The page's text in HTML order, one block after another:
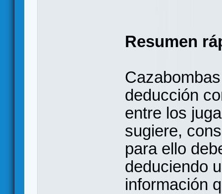
Resumen
deducción
entre los
sugiere,
para ello
deduciendo
información